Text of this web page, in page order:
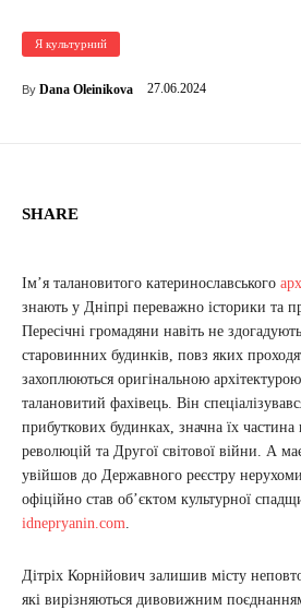
Я культурний
By Dana Oleinikova 27.06.2024
SHARE
Ім’я талановитого катеринославського
знають у Дніпрі переважно історики та
Пересічні громадяни навіть не
старовинних будинків, повз яких
захоплюються оригінальною
талановитий фахівець. Він
прибуткових будинках, значна їх частина
революцій та Другої світової війни. А
увійшов до Державного реєстру
офіційно став об’єктом культурної
idnepryanin.com.
Дітріх Корнійович залишив місту
які вирізняються дивовижним